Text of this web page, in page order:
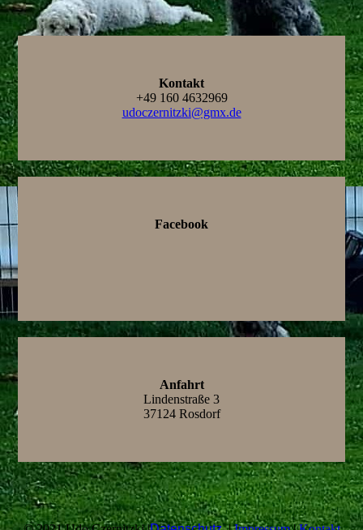
Kontakt
+49 160 4632969
udoczernitzki@gmx.de
Facebook
Anfahrt
Lindenstraße 3
37124 Rosdorf